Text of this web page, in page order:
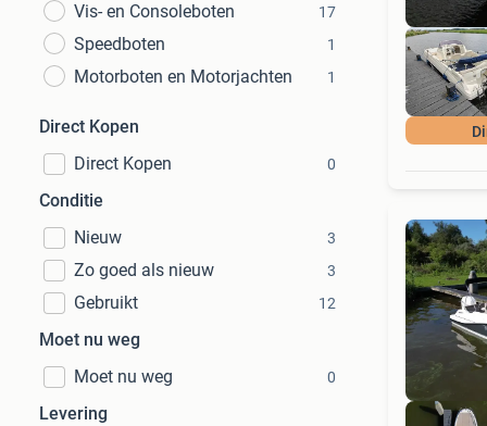
Vis- en Consoleboten
17
Speedboten 1
Motorboten en Motorjachten 1
Direct Kopen
Direct Kopen
0
Conditie
Nieuw
3
Zo goed als nieuw 3
Gebruikt 12
Moet nu weg
Moet nu weg
0
Levering